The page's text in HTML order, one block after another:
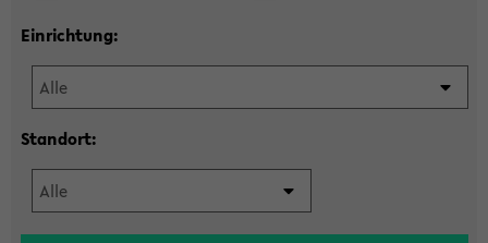
Einrichtung:
Standort: